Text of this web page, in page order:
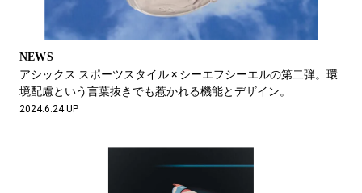
NEWS
アシックス スポーツスタイル × シーエフシーエルの第二弾。環
境配慮という言葉抜きでも惹かれる機能とデザイン。
2024.6.24 UP